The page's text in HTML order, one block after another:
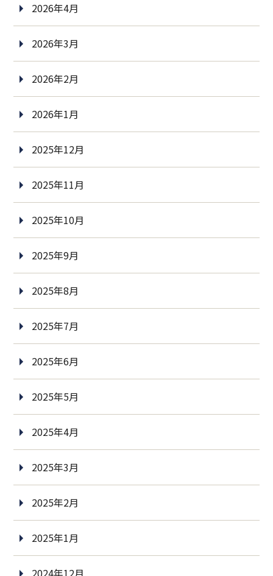
2026年4月
2026年3月
2026年2月
2026年1月
2025年12月
2025年11月
2025年10月
2025年9月
2025年8月
2025年7月
2025年6月
2025年5月
2025年4月
2025年3月
2025年2月
2025年1月
2024年12月